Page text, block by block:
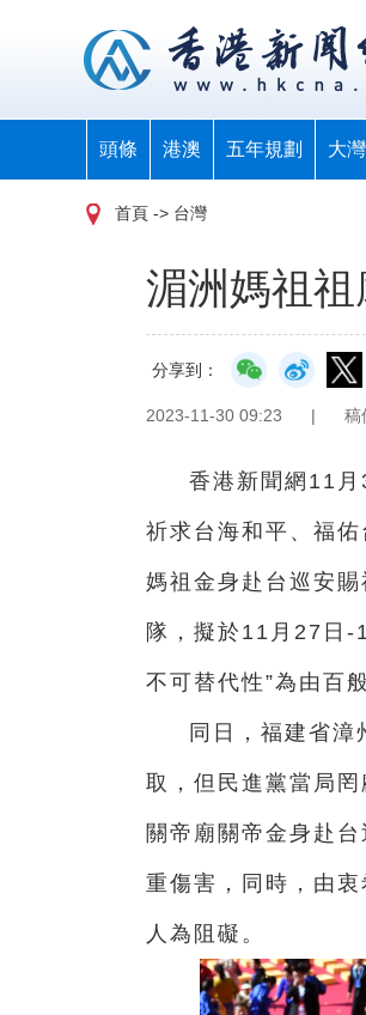
頭條 港澳 五年規劃 大
首頁 -> 台灣
湄洲媽祖
分享到：
2023-11-30 09:23 | 稿
香港新聞網11
祈求台海和平、福
媽祖金身赴台巡安
隊，擬於11月27日-
不可替代性”為由百
同日，福建省
取，但民進黨當局
關帝廟關帝金身赴
重傷害，同時，由
人為阻礙。